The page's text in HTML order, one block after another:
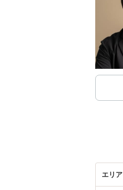
エリア